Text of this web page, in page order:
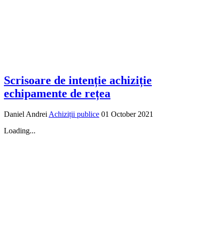
Scrisoare de intenție achiziție
echipamente de rețea
Daniel Andrei Achiziții publice 01 October 2021
Loading...